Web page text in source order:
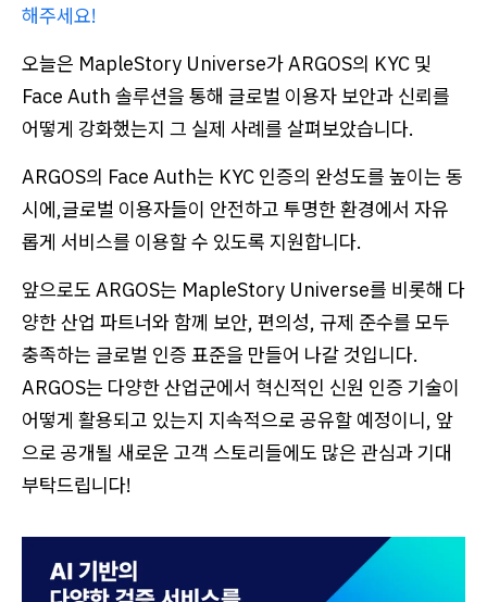
해주세요!
오늘은 MapleStory Universe가 ARGOS의 KYC 및
Face Auth 솔루션을 통해 글로벌 이용자 보안과 신뢰를
어떻게 강화했는지 그 실제 사례를 살펴보았습니다.
ARGOS의 Face Auth는 KYC 인증의 완성도를 높이는 동
시에,글로벌 이용자들이 안전하고 투명한 환경에서 자유
롭게 서비스를 이용할 수 있도록 지원합니다.
앞으로도 ARGOS는 MapleStory Universe를 비롯해 다
양한 산업 파트너와 함께 보안, 편의성, 규제 준수를 모두
충족하는 글로벌 인증 표준을 만들어 나갈 것입니다.
ARGOS는 다양한 산업군에서 혁신적인 신원 인증 기술이
어떻게 활용되고 있는지 지속적으로 공유할 예정이니, 앞
으로 공개될 새로운 고객 스토리들에도 많은 관심과 기대
부탁드립니다!